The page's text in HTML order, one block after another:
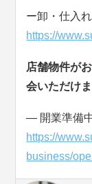
ー卸・仕入
https://
店舗物件が
会いただけま
― 開業準備
https://
business/